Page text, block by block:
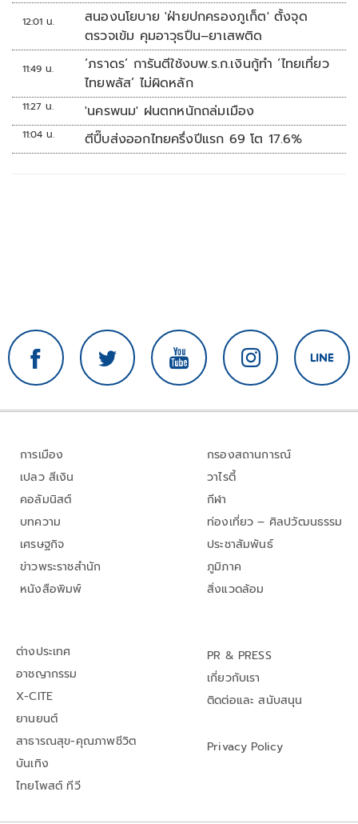
12:01 น.
สนองนโยบาย 'ฝ่ายปกครองภูเก็ต' ตั้งจุด
ตรวจเข้ม คุมอาวุธปืน–ยาเสพติด
11:49 น.
‘ภราดร’ การันตีใช้งบพ.ร.ก.เงินกู้ทำ ‘ไทยเที่ยว
ไทยพลัส’ ไม่ผิดหลัก
11:27 น. 'นครพนม' ฝนตกหนักถล่มเมือง
11:04 น. ตีปี๊บส่งออกไทยครึ่งปีแรก 69 โต 17.6%
การเมือง
เปลว สีเงิน
คอลัมนิสต์
บทความ
เศรษฐกิจ
ข่าวพระราชสำนัก
หนังสือพิมพ์
กรองสถานการณ์
วาไรตี้
กีฬา
ท่องเที่ยว – ศิลปวัฒนธรรม
ประชาสัมพันธ์
ภูมิภาค
สิ่งแวดล้อม
ต่างประเทศ
อาชญากรรม
X-CITE
ยานยนต์
สาธารณสุข-คุณภาพชีวิต
บันเทิง
ไทยโพสต์ ทีวี
PR & PRESS
เกี่ยวกับเรา
ติดต่อและ สนับสนุน
Privacy Policy